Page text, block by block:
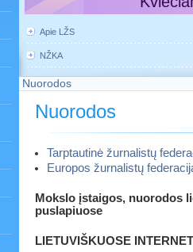
Apie LŽS
NŽKA
Nuorodos
Nuorodos
Tarptautinė žurnalistų
Europos žurnalistų
Mokslo įstaigos, nuorodos
puslapiuose
LIETUVIŠKUOSE